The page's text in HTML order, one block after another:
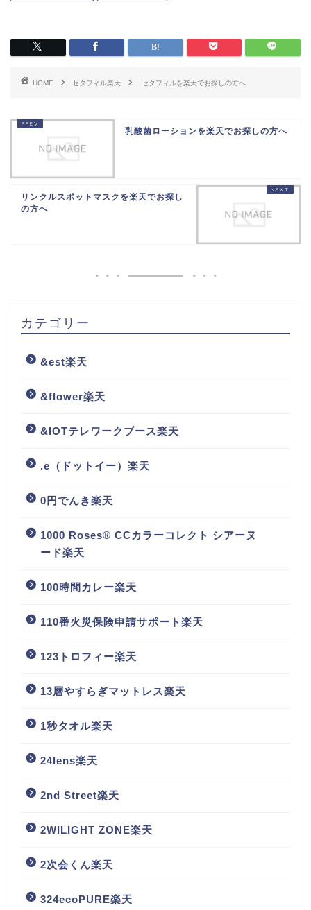
HOME セタフィル楽天 セタフィルを楽天でお探しの方へ
乳酸菌ローションを楽天でお探しの方へ
リンクルスポットマスクを楽天でお探し
の方へ
カテゴリー
&est楽天
&flower楽天
&IOTテレワークブース楽天
.e（ドットイー）楽天
0円でんき楽天
1000 Roses® CCカラーコレクト シアーヌ
ード楽天
100時間カレー楽天
110番火災保険申請サポート楽天
123トロフィー楽天
13層やすらぎマットレス楽天
1秒タオル楽天
24lens楽天
2nd Street楽天
2WILIGHT ZONE楽天
2次会くん楽天
324ecoPURE楽天